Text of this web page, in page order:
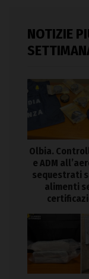
NOTIZIE
Olbia.
e ADM
sequestrati
alimenti